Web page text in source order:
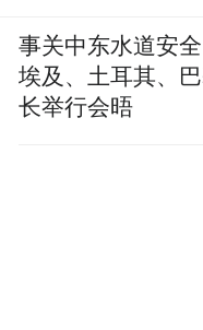
事关中东水道安全
埃及、土耳其、
长举行会晤